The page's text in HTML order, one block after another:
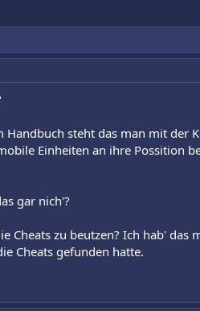
steht das man mit
Einheiten an ihre Possition
gar nich'?
Cheats zu beutzen? Ich hab'
Cheats gefunden hatte.